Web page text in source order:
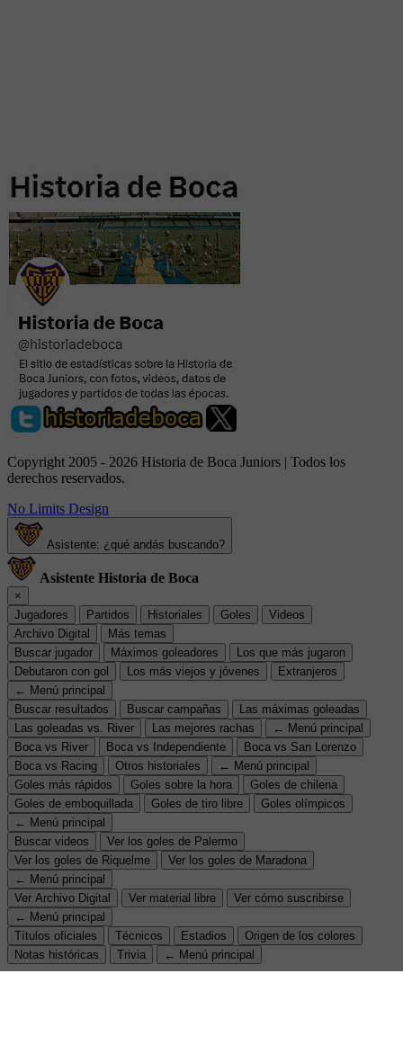
Copyright 2005 - 2026 Historia de Boca Juniors | Todos los
derechos reservados.
No Limits Design
Asistente: ¿qué andás buscando?
Asistente Historia de Boca
×
Jugadores
Partidos Historiales Goles
Videos
Archivo Digital
Más temas
Buscar jugador
Máximos goleadores
Los que más jugaron
Debutaron con gol
Los más viejos y jóvenes
Extranjeros
← Menú principal
Buscar resultados
Buscar campañas
Las máximas goleadas
Las goleadas vs. River
Las mejores rachas
← Menú principal
Boca vs River
Boca vs Independiente
Boca vs San Lorenzo
Boca vs Racing
Otros historiales
← Menú principal
Goles más rápidos
Goles sobre la hora
Goles de chilena
Goles de emboquillada
Goles de tiro libre
Goles olímpicos
← Menú principal
Buscar videos
Ver los goles de Palermo
Ver los goles de Riquelme
Ver los goles de Maradona
← Menú principal
Ver Archivo Digital
Ver material libre
Ver cómo suscribirse
← Menú principal
Títulos oficiales
Técnicos Estadios
Origen de los colores
Notas históricas
Trivia ← Menú principal